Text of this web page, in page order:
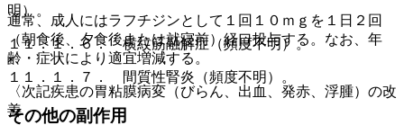
明）。
１１．１．６． 横紋筋融解症（頻度不明）。
１１．１．７． 間質性腎炎（頻度不明）。
その他の副作用
通常、成人にはラフチジンとして１回１０ｍｇを１日２回
（朝食後、夕食後または就寝前）経口投与する。なお、年
齢・症状により適宜増減する。
〈次記疾患の胃粘膜病変（びらん、出血、発赤、浮腫）の改
善